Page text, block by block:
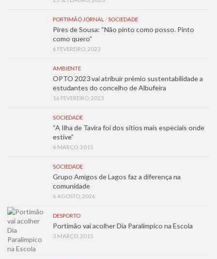
PORTIMÃO JORNAL /SOCIEDADE
Pires de Sousa: “Não pinto como posso. Pinto
como quero”
6 FEVEREIRO, 2023
AMBIENTE
OPTO 2023 vai atribuir prémio sustentabilidade a
estudantes do concelho de Albufeira
16 FEVEREIRO, 2023
SOCIEDADE
“A Ilha de Tavira foi dos sítios mais especiais onde
estive”
4 MARÇO, 2015
SOCIEDADE
Grupo Amigos de Lagos faz a diferença na
comunidade
6 AGOSTO, 2026
DESPORTO
Portimão vai acolher Dia Paralímpico na Escola
3 MARÇO, 2015